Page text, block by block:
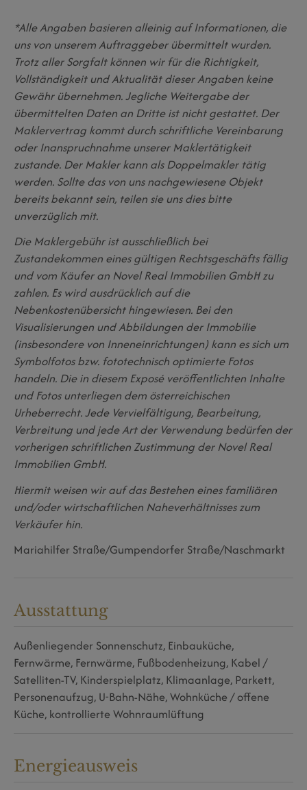
*Alle Angaben basieren alleinig auf Informationen, die
uns von unserem Auftraggeber übermittelt wurden.
Trotz aller Sorgfalt können wir für die Richtigkeit,
Vollständigkeit und Aktualität dieser Angaben keine
Gewähr übernehmen. Jegliche Weitergabe der
übermittelten Daten an Dritte ist nicht gestattet. Der
Maklervertrag kommt durch schriftliche Vereinbarung
oder Inanspruchnahme unserer Maklertätigkeit
zustande. Der Makler kann als Doppelmakler tätig
werden. Sollte das von uns nachgewiesene Objekt
bereits bekannt sein, teilen sie uns dies bitte
unverzüglich mit.
Die Maklergebühr ist ausschließlich bei
Zustandekommen eines gültigen Rechtsgeschäfts fällig
und vom Käufer an Novel Real Immobilien GmbH zu
zahlen. Es wird ausdrücklich auf die
Nebenkostenübersicht hingewiesen. Bei den
Visualisierungen und Abbildungen der Immobilie
(insbesondere von Inneneinrichtungen) kann es sich um
Symbolfotos bzw. fototechnisch optimierte Fotos
handeln. Die in diesem Exposé veröffentlichten Inhalte
und Fotos unterliegen dem österreichischen
Urheberrecht. Jede Vervielfältigung, Bearbeitung,
Verbreitung und jede Art der Verwendung bedürfen der
vorherigen schriftlichen Zustimmung der Novel Real
Immobilien GmbH.
Hiermit weisen wir auf das Bestehen eines familiären
und/oder wirtschaftlichen Naheverhältnisses zum
Verkäufer hin.
Mariahilfer Straße/Gumpendorfer Straße/Naschmarkt
Ausstattung
Außenliegender Sonnenschutz Einbauküche
Fernwärme Fernwärme Fußbodenheizung Kabel /
Satelliten-TV Kinderspielplatz Klimaanlage Parkett
Personenaufzug U-Bahn-Nähe Wohnküche / offene
Küche kontrollierte Wohnraumlüftung
Energieausweis